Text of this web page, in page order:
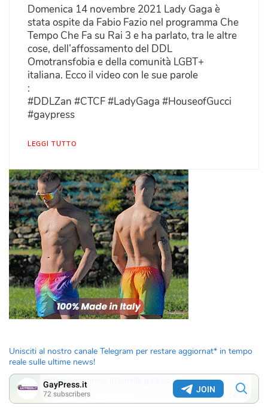
Domenica 14 novembre 2021 Lady Gaga è
stata ospite da Fabio Fazio nel programma Che
Tempo Che Fa su Rai 3 e ha parlato, tra le altre
cose, dell’affossamento del DDL
Omotransfobia e della comunità LGBT+
italiana. Ecco il video con le sue parole
:
#DDLZan #CTCF #LadyGaga #HouseofGucci
#gaypress
LEGGI TUTTO
Unisciti al nostro canale Telegram per restare aggiornat* in tempo
reale sulle ultime news!